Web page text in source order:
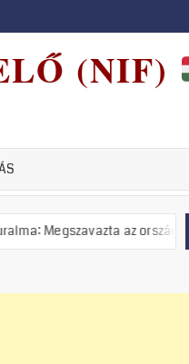
(NIF)
az országgyűlés a